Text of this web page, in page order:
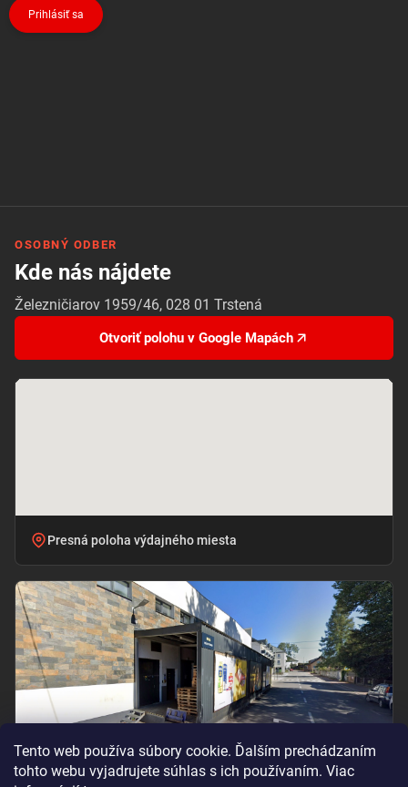
Tento web používa súbory cookie. Ďalším prechádzaním
tohto webu vyjadrujete súhlas s ich používaním. Viac
Prihlásiť sa
OSOBNÝ ODBER
Kde nás nájdete
Železničiarov 1959/46, 028 01 Trstená
Otvoriť polohu v Google Mapách
Presná poloha výdajného miesta